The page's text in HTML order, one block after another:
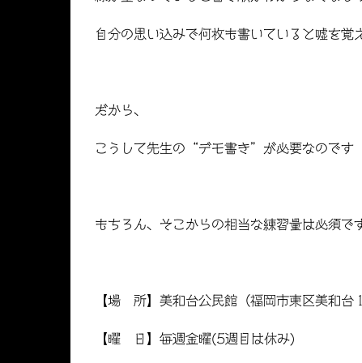
自分の思い込みで何枚も書いていると嘘を覚
だから、
こうして先生の“デモ書き”が必要なのです
もちろん、そこからの相当な練習量は必須で
【場 所】美和台公民館（福岡市東区美和台
【曜 日】毎週金曜(5週目は休み)